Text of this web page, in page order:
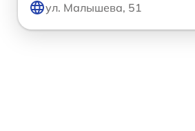
ул. Малышева, 51